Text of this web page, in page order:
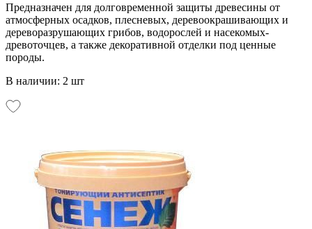
Предназначен для долговременной защиты древесины от
атмосферных осадков, плесневых, деревоокрашивающих и
дереворазрушающих грибов, водорослей и насекомых-
древоточцев, а также декоративной отделки под ценные
породы.
В наличии: 2 шт